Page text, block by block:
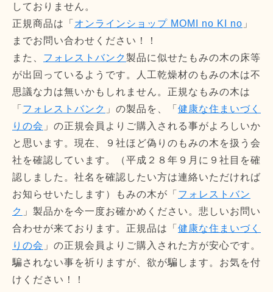
しておりません。
正規商品は「 オンラインショップ MOMI no KI no 」
までお問い合わせください！！
また、 フォレストバンク製品に似せたもみの木の床等
が出回っているようです。人工乾燥材のもみの木は不
思議な力は無いかもしれません。正規なもみの木は
「 フォレストバンク 」の製品を、「 健康な住まいづく
りの会 」の正規会員よりご購入される事がよろしいか
と思います。現在、９社ほど偽りのもみの木を扱う会
社を確認しています。（平成２８年９月に９社目を確
認しました。社名を確認したい方は連絡いただければ
お知らせいたします）もみの木が「 フォレストバン
ク 」製品かを今一度お確かめください。悲しいお問い
合わせが来ております。正規品は「 健康な住まいづく
りの会 」の正規会員よりご購入された方が安心です。
騙されない事を祈りますが、欲が騙します。お気を付
けください！！